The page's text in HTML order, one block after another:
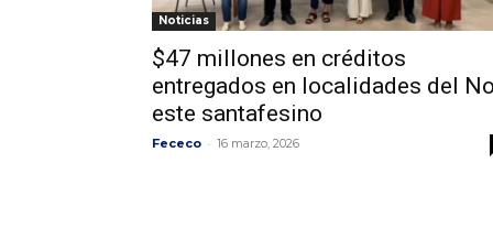
Noticias
$47 millones en créditos
entregados en localidades del
este santafesino
Fececo - 16 marzo, 2026